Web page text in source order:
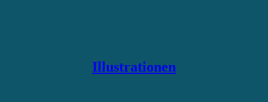
Illustrationen